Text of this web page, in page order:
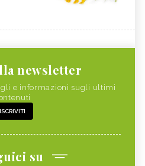
newsletter
e informazioni sugli ultimi
ISCRIVITI
su